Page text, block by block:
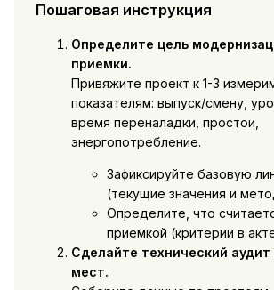
Пошаговая инструкция
Определите цель
приемки.
Привяжите проект к 1-3
показателям: выпуск/смену,
время переналадки, простои,
энергопотребление.
Зафиксируйте базовую
(текущие значения и
Определите, что
приемкой (критерии в
Сделайте технический аудит
мест.